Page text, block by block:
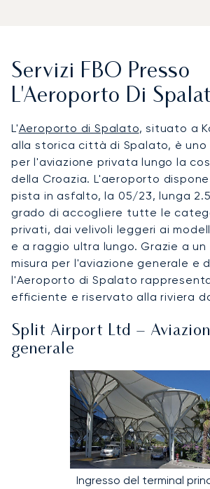
Servizi FBO Presso
L'Aeroporto Di
L'Aeroporto di Spalato, situato a
alla storica città di Spalato, è uno
per l'aviazione privata lungo la
della Croazia. L'aeroporto
pista in asfalto, la 05/23, lunga
grado di accogliere tutte le
privati, dai velivoli leggeri ai
e a raggio ultra lungo. Grazie a
misura per l'aviazione generale e
l'Aeroporto di Spalato
efficiente e riservato alla riviera
Split Airport Ltd –
generale
Ingresso del terminal